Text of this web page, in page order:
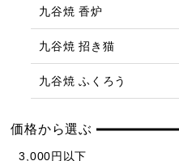
九谷焼 香炉
九谷焼 招き猫
九谷焼 ふくろう
価格から選ぶ
3,000円以下